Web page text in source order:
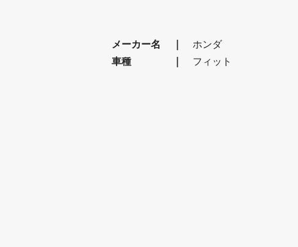
メーカー名
ホンダ
車種
フィット